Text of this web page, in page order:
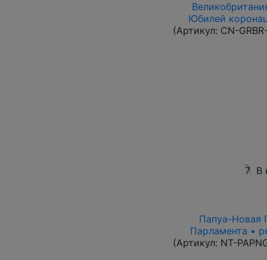
Юбилей
(Артикул: CN-
7 В
Папуа-Новая
Парламента •
(Артикул: NT-